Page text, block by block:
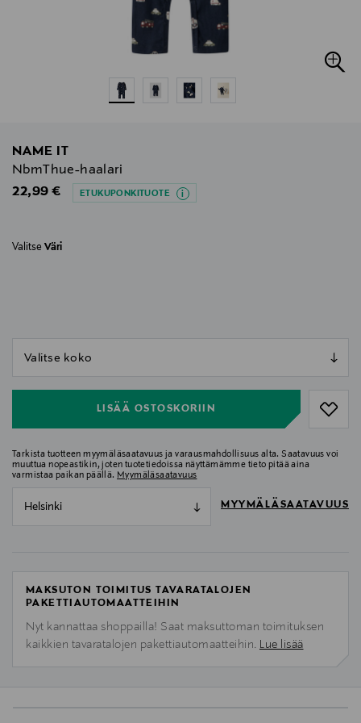
NAME IT
NbmThue-haalari
Original Price
22,99 € ETUKUPONKITUOTE
Valitse Väri
LISÄÄ OSTOSKORIIN
Tarkista tuotteen myymäläsaatavuus ja varausmahdollisuus alta. Saatavuus voi
muuttua nopeastikin, joten tuotetiedoissa näyttämämme tieto pitää aina
varmistaa paikan päällä. Myymäläsaatavuus
Helsinki MYYMÄLÄSAATAVUUS
MAKSUTON TOIMITUS TAVARATALOJEN
PAKETTIAUTOMAATTEIHIN
Nyt kannattaa shoppailla! Saat maksuttoman toimituksen
kaikkien tavaratalojen pakettiautomaatteihin. Lue lisää